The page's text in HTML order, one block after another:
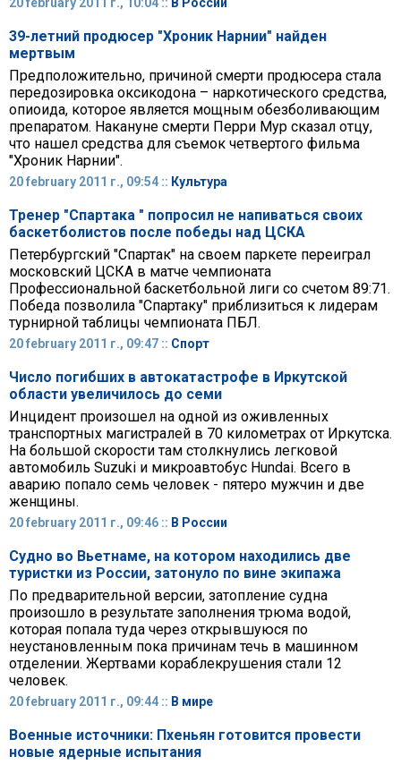
39-летний продюсер "Хроник Нарнии" найден
мертвым
Предположительно, причиной смерти продюсера стала
передозировка оксикодона – наркотического средства,
опиоида, которое является мощным обезболивающим
препаратом. Накануне смерти Перри Мур сказал отцу,
что нашел средства для съемок четвертого фильма
"Хроник Нарнии".
20 february 2011 г., 09:54 :: Культура
Тренер "Спартака " попросил не напиваться своих
баскетболистов после победы над ЦСКА
Петербургский "Спартак" на своем паркете переиграл
московский ЦСКА в матче чемпионата
Профессиональной баскетбольной лиги со счетом 89:71.
Победа позволила "Спартаку" приблизиться к лидерам
турнирной таблицы чемпионата ПБЛ.
20 february 2011 г., 09:47 :: Спорт
Число погибших в автокатастрофе в Иркутской
области увеличилось до семи
Инцидент произошел на одной из оживленных
транспортных магистралей в 70 километрах от Иркутска.
На большой скорости там столкнулись легковой
автомобиль Suzuki и микроавтобус Hundai. Всего в
аварию попало семь человек - пятеро мужчин и две
женщины.
20 february 2011 г., 09:46 :: В России
Судно во Вьетнаме, на котором находились две
туристки из России, затонуло по вине экипажа
По предварительной версии, затопление судна
произошло в результате заполнения трюма водой,
которая попала туда через открывшуюся по
неустановленным пока причинам течь в машинном
отделении. Жертвами кораблекрушения стали 12
человек.
20 february 2011 г., 09:44 :: В мире
Военные источники: Пхеньян готовится провести
новые ядерные испытания